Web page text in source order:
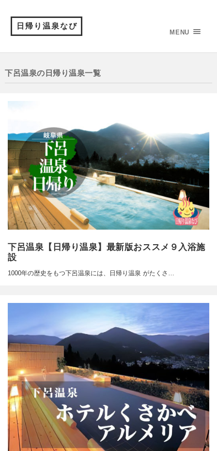
日帰り温泉なび
MENU
下呂温泉の日帰り温泉一覧
下呂温泉【日帰り温泉】最新版おススメ９入浴施
設
1000年の歴史をもつ下呂温泉には、日帰り温泉 がたくさ…